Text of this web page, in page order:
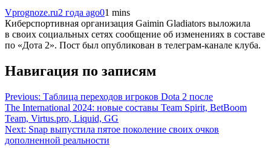
Vprognoze.ru2 года ago01 mins
Киберспортивная организация Gaimin Gladiators выложила
в своих социальных сетях сообщение об изменениях в составе
по «Дота 2». Пост был опубликован в телеграм-канале клуба.
Навигация по записям
Previous: Таблица переходов игроков Dota 2 после
The International 2024: новые составы Team Spirit, BetBoom
Team, Virtus.pro, Liquid, GG
Next: Snap выпустила пятое поколение своих очков
дополненной реальности